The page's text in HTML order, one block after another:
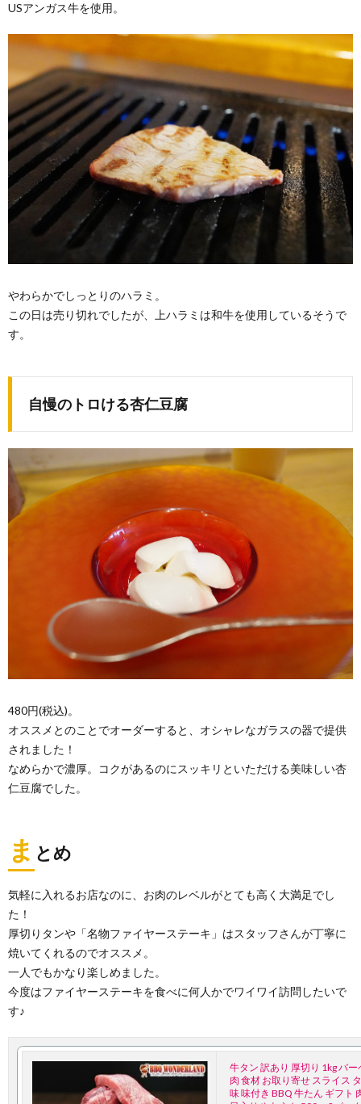
USアンガス牛を使用。
やわらかでしっとりのハラミ。
この日は売り切れでしたが、上ハラミは和牛を使用しているそうで
す。
自慢のトロける杏仁豆腐
480円(税込)。
オススメとのことでオーダーすると、オシャレなガラスの器で提供
されました！
なめらかで濃厚。コクがあるのにスッキリといただける美味しい杏
仁豆腐でした。
ま とめ
気軽に入れるお店なのに、お肉のレベルがとても高く大満足でし
た！
厚切りタンや「名物ファイヤーステーキ」はスタッフさんが丁寧に
焼いてくれるのでオススメ。
一人でもかなり楽しめました。
今度はファイヤーステーキを食べに何人かでワイワイ訪問したいで
す♪
牛タン 訳あり 厚切り 1kg バ
肉 食材 お取り寄せ スライス
味 味付き BBQ 牛たん ギフト